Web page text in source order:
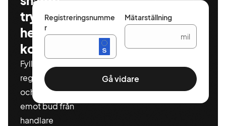
tryggt och
helt
kostnadsfritt
Fyll i ditt
registeringnummer
och miltal för att ta
emot bud från
handlare
Registreringsnumme
r
Mätarställning
mil
Gå vidare